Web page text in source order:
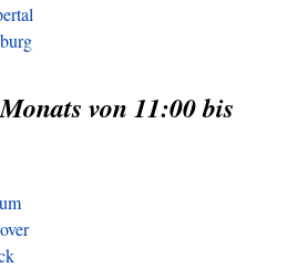
von 11:00 bis